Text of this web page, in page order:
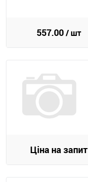
557.00/ шт
Ціна на запит